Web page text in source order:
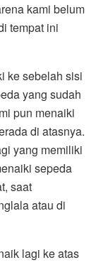
kami belum
tempat ini
ke sebelah sisi
yang sudah
pun menaiki
di atasnya.
yang memiliki
sepeda
saat
atau di
lagi ke atas